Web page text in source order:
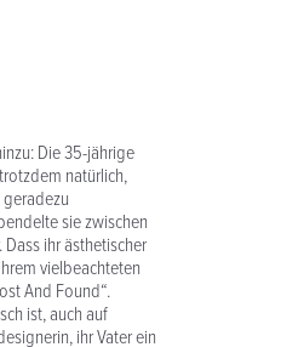
Die 35-jährige
natürlich,
sie zwischen
ihr ästhetischer
vielbeachteten
And Found“.
ist, auch auf
ihr Vater ein